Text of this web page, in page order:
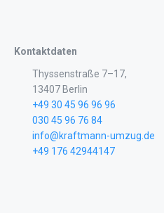
Kontaktdaten
Thyssenstraße 7–17,
13407 Berlin
+49 30 45 96 96 96
030 45 96 76 84
info@kraftmann-umzug.de
+49 176 42944147